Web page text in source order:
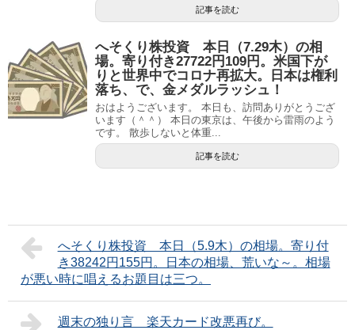
記事を読む
へそくり株投資 本日（7.29木）の相
場。寄り付き27722円109円。米国下が
りと世界中でコロナ再拡大。日本は権利
落ち、で、金メダルラッシュ！
おはようございます。 本日も、訪問ありがとうござ
います（＾＾） 本日の東京は、午後から雷雨のよう
です。 散歩しないと体重...
記事を読む
へそくり株投資 本日（5.9木）の相場。寄り付
き38242円155円。日本の相場、荒いな～。相場
が悪い時に唱えるお題目は三つ。
週末の独り言 楽天カード改悪再び。